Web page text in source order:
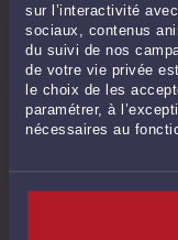
sur l’interactivité
sociaux, contenus
du suivi de nos
de votre vie privée
le choix de les
paramétrer, à
nécessaires au
REVIREMENT DE